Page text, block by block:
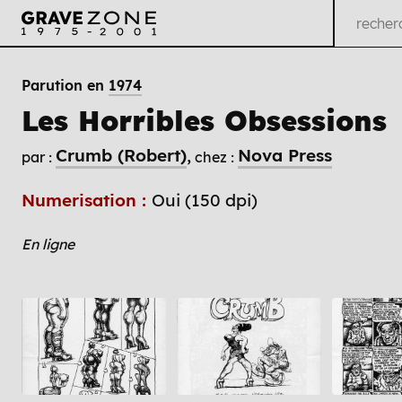
Parution en 1974
Les Horribles Obsessions
par : Crumb (Robert) chez : Nova Press
Numerisation : Oui (150 dpi)
En ligne